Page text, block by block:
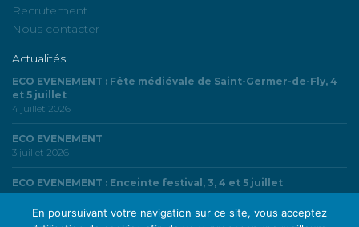
Recrutement
Nous contacter
Actualités
ECO EVENEMENT : Fête médiévale de Saint-Germer-de-Fly, 4
et 5 juillet
4 juillet 2026
ECO EVENEMENT
3 juillet 2026
ECO EVENEMENT : Enceinte festival, 3, 4 et 5 juillet
3 juillet 2026
En poursuivant votre navigation sur ce site, vous acceptez